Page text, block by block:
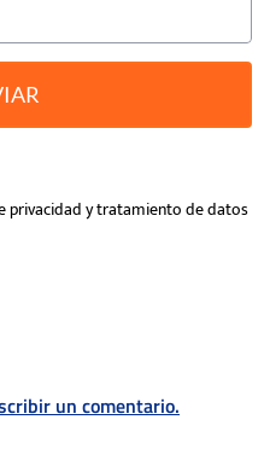
privacidad y tratamiento de datos
un comentario.